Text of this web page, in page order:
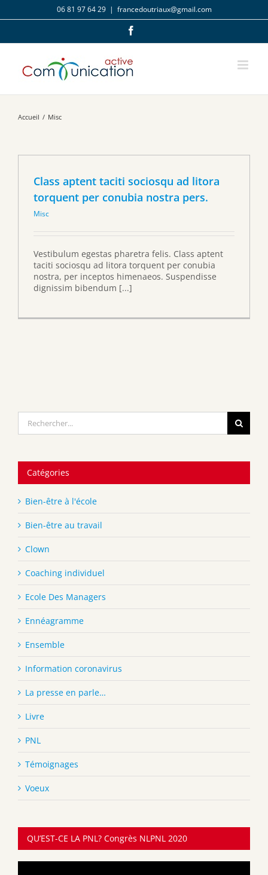
au
06 81 97 64 29 | francedoutriaux@gmail.com
Accueil / Misc
Class aptent taciti sociosqu ad litora
torquent per conubia nostra pers.
Misc
Vestibulum egestas pharetra felis. Class aptent
taciti sociosqu ad litora torquent per conubia
nostra, per inceptos himenaeos. Suspendisse
dignissim bibendum [...]
Catégories
Bien-être à l'école
Bien-être au travail
Clown
Coaching individuel
Ecole Des Managers
Ennéagramme
Ensemble
Information coronavirus
La presse en parle…
Livre
PNL
Témoignages
Voeux
QU’EST-CE LA PNL? Congrès NLPNL 2020